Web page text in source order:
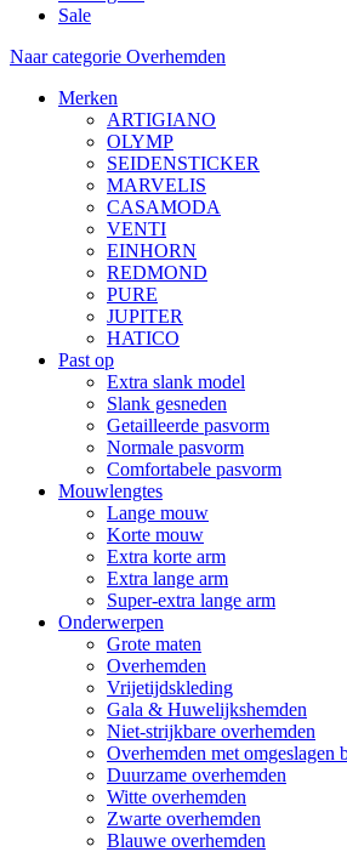
Sale
Naar categorie Overhemden
Merken
ARTIGIANO
OLYMP
SEIDENSTICKER
MARVELIS
CASAMODA
VENTI
EINHORN
REDMOND
PURE
JUPITER
HATICO
Past op
Extra slank model
Slank gesneden
Getailleerde pasvorm
Normale pasvorm
Comfortabele pasvorm
Mouwlengtes
Lange mouw
Korte mouw
Extra korte arm
Extra lange arm
Super-extra lange arm
Onderwerpen
Grote maten
Overhemden
Vrijetijdskleding
Gala & Huwelijkshemden
Niet-strijkbare overhemden
Overhemden met omgeslagen
Duurzame overhemden
Witte overhemden
Zwarte overhemden
Blauwe overhemden